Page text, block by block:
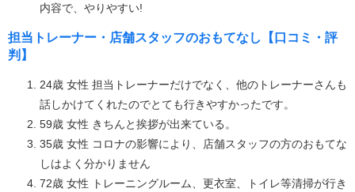
内容で、やりやすい!
担当トレーナー・店舗スタッフのおもてなし【口コミ・評
判】
24歳 女性 担当トレーナーだけでなく、他のトレーナーさんも
話しかけてくれたのでとても行きやすかったです。
59歳 女性 きちんと挨拶が出来ている。
35歳 女性 コロナの影響により、店舗スタッフの方のおもてな
しはよく分かりません
72歳 女性 トレーニングルーム、更衣室、トイレ等清掃が行き